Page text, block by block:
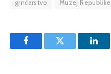
grnčarstvo Muzej
FacebookTwitter